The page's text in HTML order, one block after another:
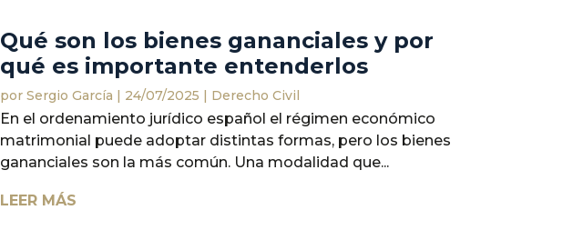
Qué son los bienes gananciales y por
qué es importante entenderlos
porSergio García | 24/07/2025 | Derecho Civil
En el ordenamiento jurídico español el régimen económico
matrimonial puede adoptar distintas formas, pero los bienes
gananciales son la más común. Una modalidad que...
LEER MÁS